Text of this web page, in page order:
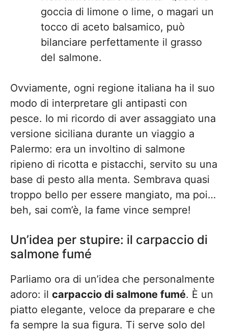
goccia di limone o lime, o magari un
tocco di aceto balsamico, può
bilanciare perfettamente il grasso
del salmone.
Ovviamente, ogni regione italiana ha il suo
modo di interpretare gli antipasti con
pesce. Io mi ricordo di aver assaggiato una
versione siciliana durante un viaggio a
Palermo: era un involtino di salmone
ripieno di ricotta e pistacchi, servito su una
base di pesto alla menta. Sembrava quasi
troppo bello per essere mangiato, ma poi…
beh, sai com’è, la fame vince sempre!
Un’idea per stupire: il carpaccio di
salmone fumé
Parliamo ora di un’idea che personalmente
adoro: il carpaccio di salmone fumé. È un
piatto elegante, veloce da preparare e che
fa sempre la sua figura. Ti serve solo del